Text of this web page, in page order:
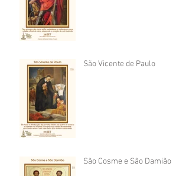
São Vicente de Paulo
São Cosme e São Damião